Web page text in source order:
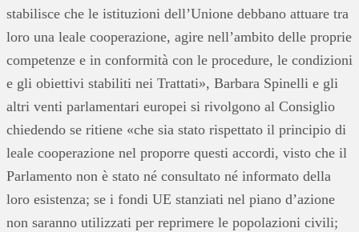
stabilisce che le istituzioni dell’Unione debbano attuare tra
loro una leale cooperazione, agire nell’ambito delle proprie
competenze e in conformità con le procedure, le condizioni
e gli obiettivi stabiliti nei Trattati», Barbara Spinelli e gli
altri venti parlamentari europei si rivolgono al Consiglio
chiedendo se ritiene «che sia stato rispettato il principio di
leale cooperazione nel proporre questi accordi, visto che il
Parlamento non è stato né consultato né informato della
loro esistenza; se i fondi UE stanziati nel piano d’azione
non saranno utilizzati per reprimere le popolazioni civili;